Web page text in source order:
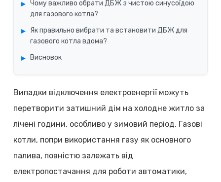
Чому важливо обрати ДБЖ з чистою синусоїдою
для газового котла?
Як правильно вибрати та встановити ДБЖ для
газового котла вдома?
Висновок
Випадки відключення електроенергії можуть
перетворити затишний дім на холодне житло за
лічені години, особливо у зимовий період. Газові
котли, попри використання газу як основного
палива, повністю залежать від
електропостачання для роботи автоматики,